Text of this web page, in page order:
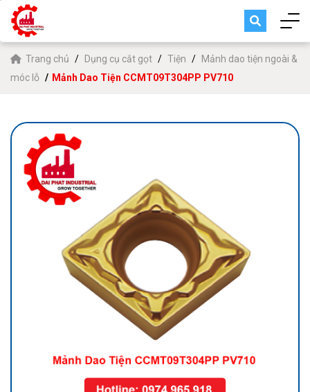
Trang chủ Dụng cụ cắt gọt Tiện
Mảnh dao tiện ngoài &
móc lỗ
Mảnh Dao Tiện CCMT09T304PP PV710